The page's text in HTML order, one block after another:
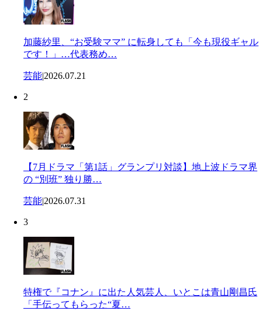
加藤紗里、“お受験ママ” に転身しても「今も現役ギャル
です！」…代表務め…
芸能|2026.07.21
2
【7月ドラマ「第1話」グランプリ対談】地上波ドラマ界
の “別班” 独り勝…
芸能|2026.07.31
3
特権で『コナン』に出た人気芸人、いとこは青山剛昌氏
「手伝ってもらった“夏…